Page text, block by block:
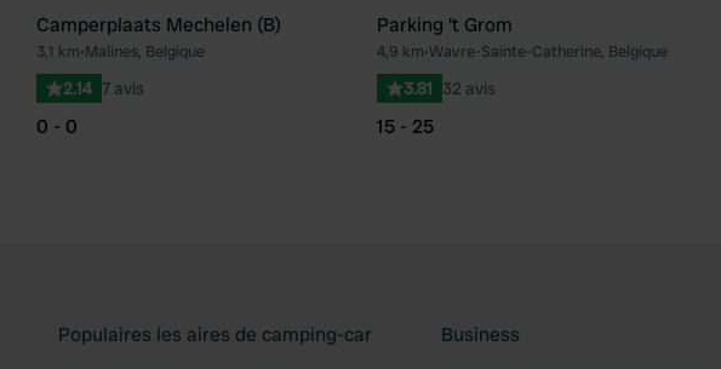
Préféré Préféré
Camperplaats Mechelen (B)
3,1 km•Malines, Belgique
2.14 7 avis
0 - 0
Parking 't Grom
4,9 km•Wavre-Sainte-Catherine, Belgique
3.81 32 avis
15 - 25
Populaires les aires de camping-car Business